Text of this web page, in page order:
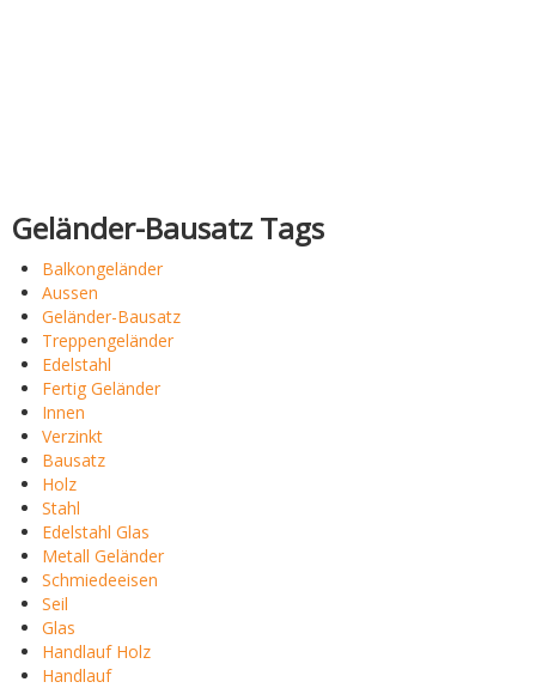
Geländer-Bausatz Tags
Balkongeländer
Aussen
Geländer-Bausatz
Treppengeländer
Edelstahl
Fertig Geländer
Innen
Verzinkt
Bausatz
Holz
Stahl
Edelstahl Glas
Metall Geländer
Schmiedeeisen
Seil
Glas
Handlauf Holz
Handlauf